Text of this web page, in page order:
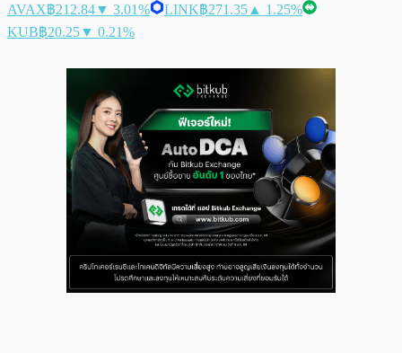
AVAX฿212.84▼ 3.01% LINK฿271.35 ▲ 1.25%
KUB฿20.25▼ 0.21%